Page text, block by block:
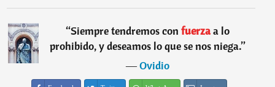
“Siempre tendremos con fuerzaa lo
prohibido, y deseamos lo que se nos niega.”
―Ovidio